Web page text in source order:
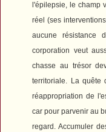
l'épilepsie, le champ
réel (ses
aucune résistance
corporation veut
chasse au trésor
territoriale. La quête
réappropriation de
car pour parvenir au
regard. Accumuler